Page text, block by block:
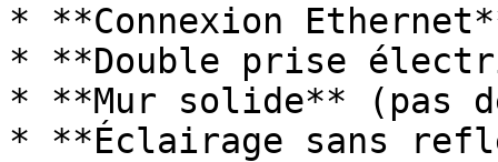
* **Connexion
* **Double prise
* **Mur solide** (pas
* **Éclairage sans